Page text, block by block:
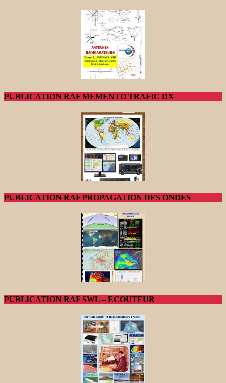
PUBLICATION RAF MEMENTO TRAFIC DX
PUBLICATION RAF PROPAGATION DES ONDES
PUBLICATION RAF SWL – ECOUTEUR